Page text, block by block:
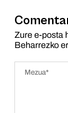
Zure e-posta
Beharrezko